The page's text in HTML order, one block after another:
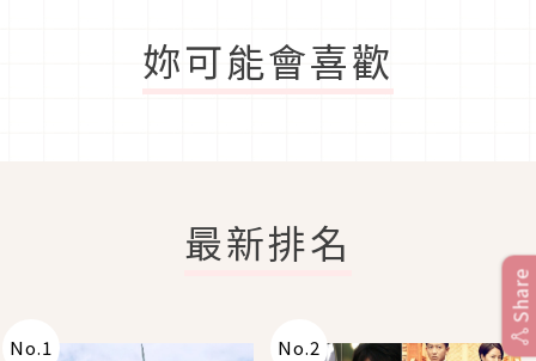
妳可能會喜歡
最新排名
No.1 No.2
Share